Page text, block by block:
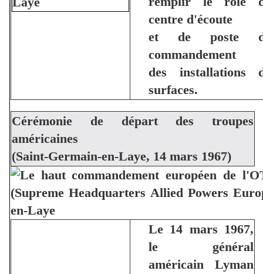
centre d'écoute
et de poste
commandement
des installations
surfaces.
Cérémonie de départ des troupes
américaines
(Saint-Germain-en-Laye, 14 mars 1967)
Le 14 mars 1967,
le général
américain Lyman